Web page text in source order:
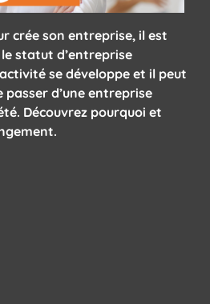
crée son entreprise, il est
statut d’entreprise
se développe et il peut
d’une entreprise
Découvrez pourquoi et